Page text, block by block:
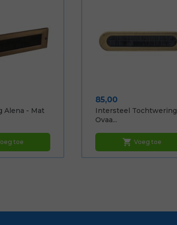
Alena - Mat
toe
Prijs
85,00
Intersteel Tochtwering
Ovaa...
shopping_cart Voeg toe